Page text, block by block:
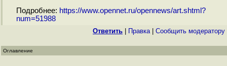
Подробнее: https://www.opennet.ru/opennews/art.shtml?
num=51988
Ответить Правка| Cообщить модератору
Оглавление